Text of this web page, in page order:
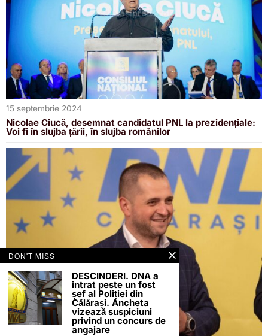
15 septembrie 2024
Nicolae Ciucă, desemnat candidatul PNL la prezidențiale:
Voi fi în slujba țării, în slujba românilor
DON'T MISS
DESCINDERI. DNA a
intrat peste un fost
șef al Poliției din
Călărași. Ancheta
vizează suspiciuni
privind un concurs de
angajare